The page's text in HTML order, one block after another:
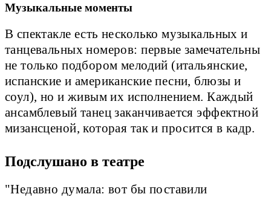
Музыкальные моменты
В спектакле есть несколько музыкальных и
танцевальных номеров: первые замечательны
не только подбором мелодий (итальянские,
испанские и американские песни, блюзы и
соул), но и живым их исполнением. Каждый
ансамблевый танец заканчивается эффектной
мизансценой, которая так и просится в кадр.
Подслушано в театре
"Недавно думала: вот бы поставили